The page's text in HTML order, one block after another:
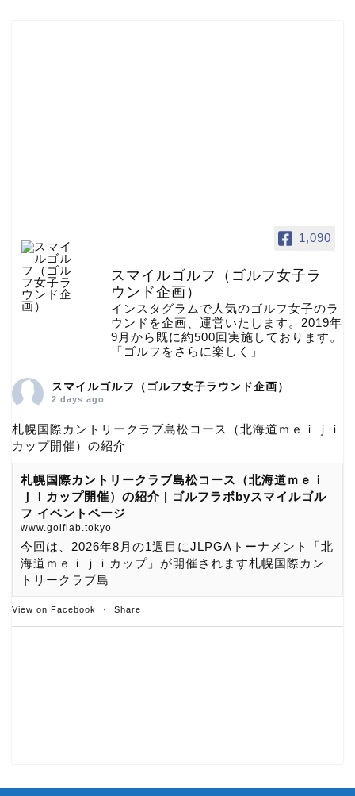
1,090
スマイルゴルフ（ゴルフ女子ラ
ウンド企画）
インスタグラムで人気のゴルフ女子のラ
ウンドを企画、運営いたします。2019年
9月から既に約500回実施しております。
「ゴルフをさらに楽しく」
スマイルゴルフ（ゴルフ女子ラウンド企画）
2 days ago
札幌国際カントリークラブ島松コース（北海道ｍｅｉｊｉ
カップ開催）の紹介
札幌国際カントリークラブ島松コース（北海道ｍｅｉ
ｊｉカップ開催）の紹介 | ゴルフラボbyスマイルゴル
フ イベントページ
www.golflab.tokyo
今回は、2026年8月の1週目にJLPGAトーナメント「北
海道ｍｅｉｊｉカップ」が開催されます札幌国際カン
トリークラブ島
View on Facebook · Share